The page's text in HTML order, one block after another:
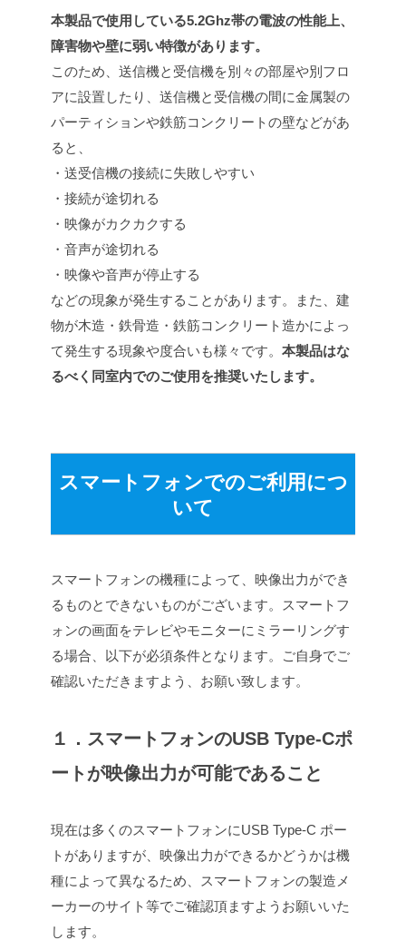
本製品で使用している5.2Ghz帯の電波の性能上、
障害物や壁に弱い特徴があります。
このため、送信機と受信機を別々の部屋や別フロ
アに設置したり、送信機と受信機の間に金属製の
パーティションや鉄筋コンクリートの壁などがあ
ると、
・送受信機の接続に失敗しやすい
・接続が途切れる
・映像がカクカクする
・音声が途切れる
・映像や音声が停止する
などの現象が発生することがあります。また、建
物が木造・鉄骨造・鉄筋コンクリート造かによっ
て発生する現象や度合いも様々です。 本製品はな
るべく同室内でのご使用を推奨いたします。
スマートフォンでのご利用につ
いて
スマートフォンの機種によって、映像出力ができ
るものとできないものがございます。スマートフ
ォンの画面をテレビやモニターにミラーリングす
る場合、以下が必須条件となります。ご自身でご
確認いただきますよう、お願い致します。
１．スマートフォンのUSB Type-Cポ
ートが映像出力が可能であること
現在は多くのスマートフォンにUSB Type-C ポー
トがありますが、映像出力ができるかどうかは機
種によって異なるため、スマートフォンの製造メ
ーカーのサイト等でご確認頂ますようお願いいた
します。